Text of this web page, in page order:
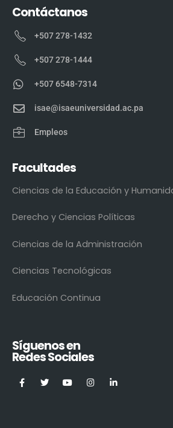
Contáctanos
+507 278-1432
+507 278-1444
+507 6548-7314
isae@isaeuniversidad.ac.pa
Empleos
Facultades
Ciencias de la Educación y
Derecho y Ciencias Políticas
Ciencias de la Administración
Ciencias Tecnológicas
Educación Continua
Síguenos en
Redes Sociales